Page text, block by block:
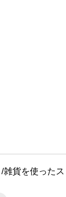
雑貨を使ったス